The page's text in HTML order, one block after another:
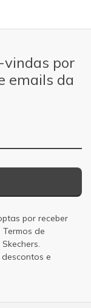
por
emails da
por receber
Termos de
e